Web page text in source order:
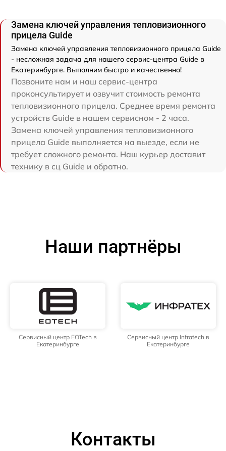
Замена ключей управления тепловизионного
прицела Guide
Замена ключей управления тепловизионного прицела Guide
- несложная задача для нашего сервис-центра Guide в
Екатеринбурге. Выполним быстро и качественно!
Позвоните нам и наш сервис-центра
проконсультирует и озвучит стоимость ремонта
тепловизионного прицела. Среднее время ремонта
устройств Guide в нашем сервисном - 2 часа.
Замена ключей управления тепловизионного
прицела Guide выполняется на выезде, если не
требует сложного ремонта. Наш курьер доставит
технику в сц Guide и обратно.
Наши партнёры
Сервисный центр EOTech в
Екатеринбурге
Сервисный центр Infratech в
Екатеринбурге
Контакты